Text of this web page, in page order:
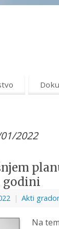
2022
godini
| Akti
Na